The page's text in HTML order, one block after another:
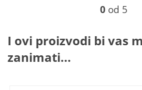
0 od 5
I ovi proizvodi bi vas
zanimati...